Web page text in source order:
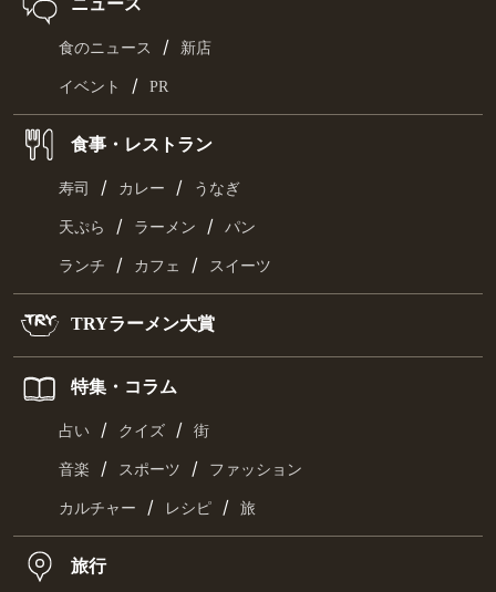
食のニュース / 新店
イベント / PR
食事・レストラン
寿司 / カレー / うなぎ
天ぷら / ラーメン / パン
ランチ / カフェ / スイーツ
TRYラーメン大賞
特集・コラム
占い / クイズ / 街
音楽 / スポーツ / ファッション
カルチャー / レシピ / 旅
旅行